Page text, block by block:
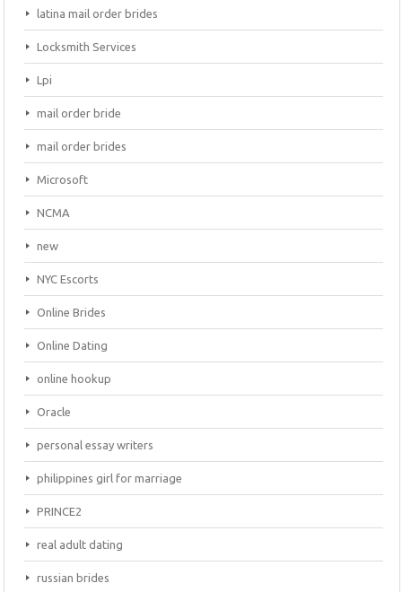
latina mail order brides
Locksmith Services
Lpi
mail order bride
mail order brides
Microsoft
NCMA
new
NYC Escorts
Online Brides
Online Dating
online hookup
Oracle
personal essay writers
philippines girl for marriage
PRINCE2
real adult dating
russian brides